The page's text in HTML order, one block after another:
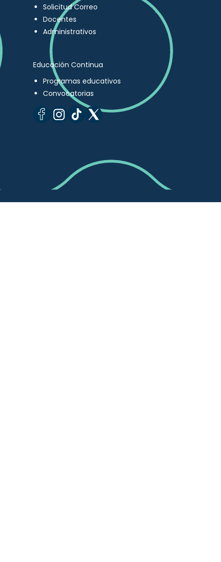
Solicitud Correo
Docentes
Administrativos
Educación Continua
Programas educativos
Convocatorias